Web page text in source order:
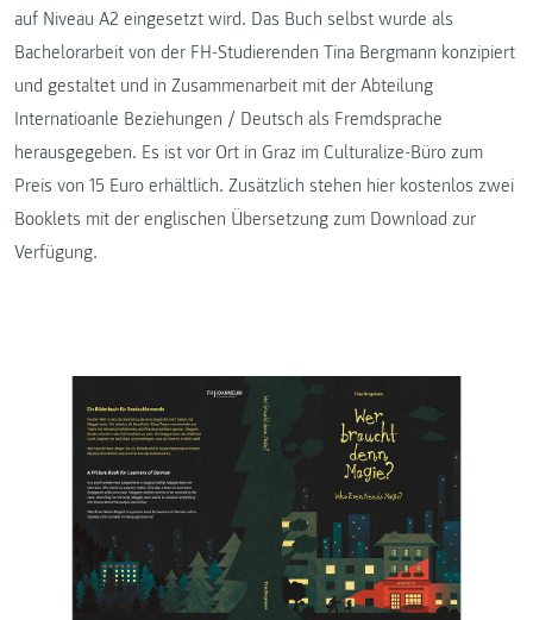
auf Niveau A2 eingesetzt wird. Das Buch selbst wurde als
Bachelorarbeit von der FH-Studierenden Tina Bergmann konzipiert
und gestaltet und in Zusammenarbeit mit der Abteilung
Internatioanle Beziehungen / Deutsch als Fremdsprache
herausgegeben. Es ist vor Ort in Graz im Culturalize-Büro zum
Preis von 15 Euro erhältlich. Zusätzlich stehen hier kostenlos zwei
Booklets mit der englischen Übersetzung zum Download zur
Verfügung.